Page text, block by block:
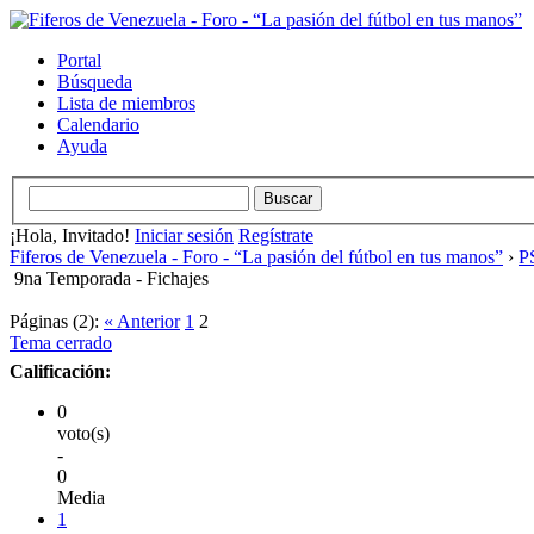
Portal
Búsqueda
Lista de miembros
Calendario
Ayuda
¡Hola, Invitado! Iniciar sesión Regístrate
Fiferos de Venezuela - Foro - “La pasión del fútbol en tus manos” ›
9na Temporada - Fichajes
Páginas (2): « Anterior 1 2
Tema cerrado
Calificación:
0
voto(s)
-
0
Media
1